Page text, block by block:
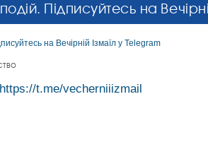
Підписуйтесь на
https://t.me/vecherniiizmail